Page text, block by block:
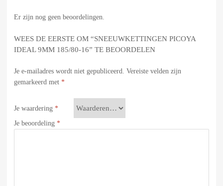
Er zijn nog geen beoordelingen.
WEES DE EERSTE OM “SNEEUWKETTINGEN PICOYA
IDEAL 9MM 185/80-16” TE BEOORDELEN
Je e-mailadres wordt niet gepubliceerd. Vereiste velden zijn
gemarkeerd met *
Je waardering *
Je beoordeling *